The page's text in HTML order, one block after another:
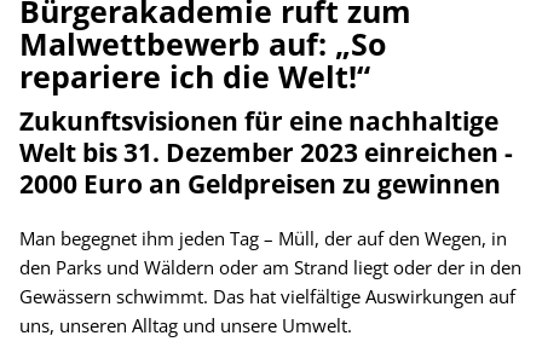
Bürgerakademie ruft zum
Malwettbewerb auf: „So
repariere ich die Welt!“
Zukunftsvisionen für eine nachhaltige
Welt bis 31. Dezember 2023 einreichen -
2000 Euro an Geldpreisen zu gewinnen
Man begegnet ihm jeden Tag – Müll, der auf den Wegen, in
den Parks und Wäldern oder am Strand liegt oder der in den
Gewässern schwimmt. Das hat vielfältige Auswirkungen auf
uns, unseren Alltag und unsere Umwelt.